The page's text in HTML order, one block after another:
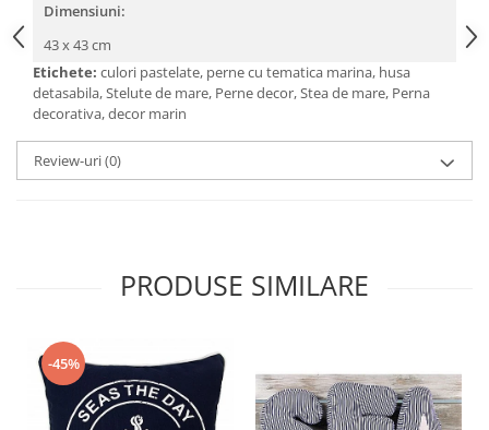
Dimensiuni:
43 x 43 cm
Etichete: culori pastelate, perne cu tematica marina, husa
detasabila, Stelute de mare, Perne decor, Stea de mare, Perna
decorativa, decor marin
Review-uri(0)
PRODUSE SIMILARE
-45%